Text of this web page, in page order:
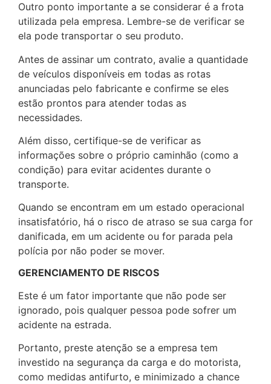
Outro ponto importante a se considerar é a frota
utilizada pela empresa. Lembre-se de verificar se
ela pode transportar o seu produto.
Antes de assinar um contrato, avalie a quantidade
de veículos disponíveis em todas as rotas
anunciadas pelo fabricante e confirme se eles
estão prontos para atender todas as
necessidades.
Além disso, certifique-se de verificar as
informações sobre o próprio caminhão (como a
condição) para evitar acidentes durante o
transporte.
Quando se encontram em um estado operacional
insatisfatório, há o risco de atraso se sua carga for
danificada, em um acidente ou for parada pela
polícia por não poder se mover.
GERENCIAMENTO DE RISCOS
Este é um fator importante que não pode ser
ignorado, pois qualquer pessoa pode sofrer um
acidente na estrada.
Portanto, preste atenção se a empresa tem
investido na segurança da carga e do motorista,
como medidas antifurto, e minimizado a chance